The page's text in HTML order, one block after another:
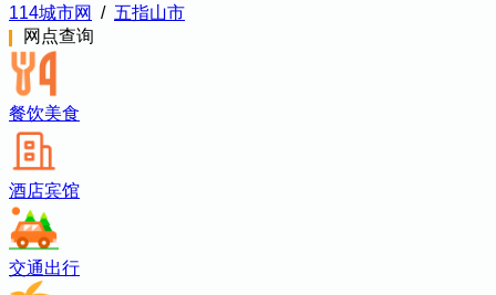
114城市网
/ 五指山市
网点查询
餐饮美食
酒店宾馆
交通出行